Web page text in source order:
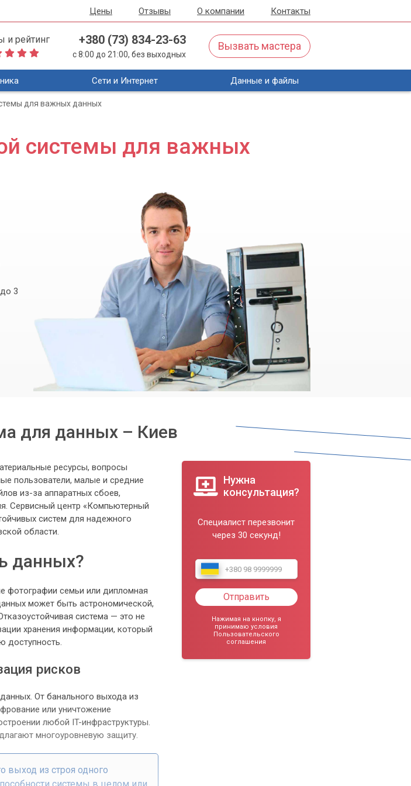
Цены Отзывы О компании Контакты
и рейтинг +380 (73) 834-23-63
с 8:00 до 21:00, без выходных
Вызвать мастера
Сети и Интернет Данные и файлы
для важных данных
системы для важных
3
для данных – Киев
ресурсы, вопросы
пользователи, малые и средние
из-за аппаратных сбоев,
Сервисный центр «Компьютерный
систем для надежного
области.
данных?
фотографии семьи или дипломная
может быть астрономической,
система — это не
хранения информации, который
доступность.
рисков
От банального выхода из
или уничтожение
любой IT-инфраструктуры.
многоуровневую защиту.
выход из строя одного
Нужна
консультация?
Специалист перезвонит
через 30 секунд!
Отправить
Нажимая на кнопку, я
принимаю условия
Пользовательского
соглашения